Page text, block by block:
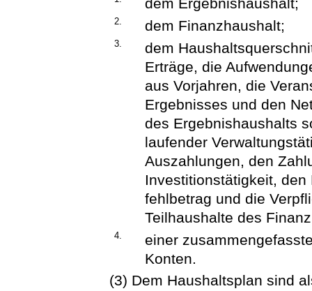
dem Ergebnishaushalt;
2. dem Finanzhaushalt;
3.
dem
Erträge, die
aus Vorjahren, die
Ergebnisses und den
des Ergebnishaushalts
laufender
Auszahlungen, den
Investitionstätigkeit,
fehlbetrag und die
Teilhaushalte des
4.
einer
Konten.
(3) Dem Haushaltsplan sind